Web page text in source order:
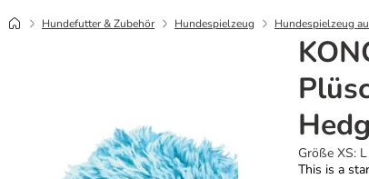
Hundefutter & Zubehör Hundespielzeug Hundespielzeug
Größe XS:
This is a